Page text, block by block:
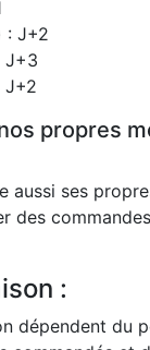
: J+2
J+3
J+2
propres
aussi ses
des commandes
:
dépendent du